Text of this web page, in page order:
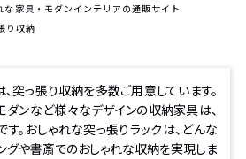
家具・モダンインテリアの通販サイト
り収納
、突っ張り収納を多数ご用意しています。
ダンなど様々なデザインの収納家具は、
。おしゃれな突っ張りラックは、どんな
グや書斎でのおしゃれな収納を実現しま